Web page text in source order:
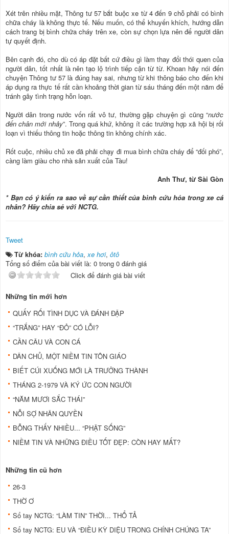
Xét trên nhiều mặt, Thông tư 57 bắt buộc xe từ 4 đến 9 chỗ phải có bình
chữa cháy là không thực tế. Nếu muốn, có thể khuyến khích, hướng dẫn
cách trang bị bình chữa cháy trên xe, còn sự chọn lựa nên để người dân
tự quyết định.
Bên cạnh đó, cho dù có áp đặt bất cứ điều gì làm thay đổi thói quen của
người dân, tốt nhất là nên tạo lộ trình tiếp cận từ từ. Khoan hãy nói đến
chuyện Thông tư 57 là đúng hay sai, nhưng từ khi thông báo cho đến khi
áp dụng ra thực tế rất cần khoảng thời gian từ sáu tháng đến một năm để
tránh gây tình trạng hỗn loạn.
Người dân trong nước vốn rất vô tư, thường gặp chuyện gì cũng “nước
đến chân mới nhảy”. Trong quá khứ, không ít các trường hợp xã hội bị rối
loạn vì thiếu thông tin hoặc thông tin không chính xác.
Rốt cuộc, nhiều chủ xe đã phải chạy đi mua bình chữa cháy để “đối phó”,
càng làm giàu cho nhà sản xuất của Tàu!
Anh Thư, từ Sài Gòn
* Bạn có ý kiến ra sao về sự cần thiết của bình cứu hỏa trong xe cá
nhân? Hãy chia sẻ với NCTG.
Tweet
Từ khóa: bình cứu hỏa, xe hơi, ôtô
Tổng số điểm của bài viết là: 0 trong 0 đánh giá
Click để đánh giá bài viết
Những tin mới hơn
QUẤY RỐI TÌNH DỤC VÀ ĐÁNH ĐẬP
“TRẮNG” HAY “ĐỎ” CÓ LỖI?
CẦN CÂU VÀ CON CÁ
DÂN CHỦ, MỘT NIỀM TIN TÔN GIÁO
BIẾT CÚI XUỐNG MỚI LÀ TRƯỞNG THÀNH
THÁNG 2-1979 VÀ KÝ ỨC CON NGƯỜI
“NĂM MƯƠI SẮC THÁI”
NỖI SỢ NHÂN QUYỀN
BỖNG THẤY NHIỀU... “PHẬT SỐNG”
NIỀM TIN VÀ NHỮNG ĐIỀU TỐT ĐẸP: CÒN HAY MẤT?
Những tin cũ hơn
26-3
THỜ Ơ
Sổ tay NCTG: “LÀM TIN” THỜI... THỔ TẢ
Sổ tay NCTG: EU VÀ “ĐIỀU KỲ DIỆU TRONG CHÍNH CHÚNG TA”